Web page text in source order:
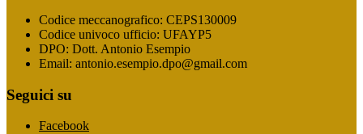
Codice meccanografico: CEPS130009
Codice univoco ufficio: UFAYP5
DPO: Dott. Antonio Esempio
Email: antonio.esempio.dpo@gmail.com
Seguici su
Facebook